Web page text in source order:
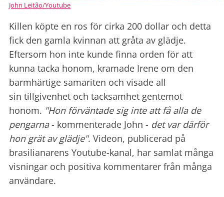
John Leitão/Youtube
Killen köpte en ros för cirka 200 dollar och detta
fick den gamla kvinnan att gråta av glädje.
Eftersom hon inte kunde finna orden för att
kunna tacka honom, kramade Irene om den
barmhärtige samariten och visade all
sin tillgivenhet och tacksamhet gentemot
honom. "Hon förväntade sig inte att få alla de
pengarna- kommenterade John - det var därför
hon grät av glädje". Videon, publicerad på
brasilianarens Youtube-kanal, har samlat många
visningar och positiva kommentarer från många
användare.